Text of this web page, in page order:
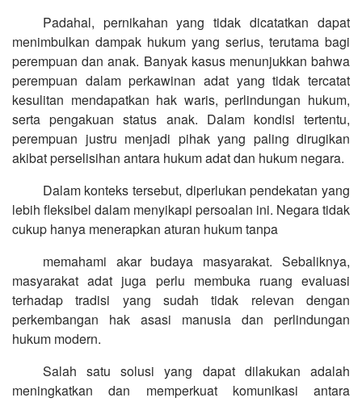
Padahal, pernikahan yang tidak dicatatkan dapat
menimbulkan dampak hukum yang serius, terutama bagi
perempuan dan anak. Banyak kasus menunjukkan bahwa
perempuan dalam perkawinan adat yang tidak tercatat
kesulitan mendapatkan hak waris, perlindungan hukum,
serta pengakuan status anak. Dalam kondisi tertentu,
perempuan justru menjadi pihak yang paling dirugikan
akibat perselisihan antara hukum adat dan hukum negara.
Dalam konteks tersebut, diperlukan pendekatan yang
lebih fleksibel dalam menyikapi persoalan ini. Negara tidak
cukup hanya menerapkan aturan hukum tanpa
memahami akar budaya masyarakat. Sebaliknya,
masyarakat adat juga perlu membuka ruang evaluasi
terhadap tradisi yang sudah tidak relevan dengan
perkembangan hak asasi manusia dan perlindungan
hukum modern.
Salah satu solusi yang dapat dilakukan adalah
meningkatkan dan memperkuat komunikasi antara